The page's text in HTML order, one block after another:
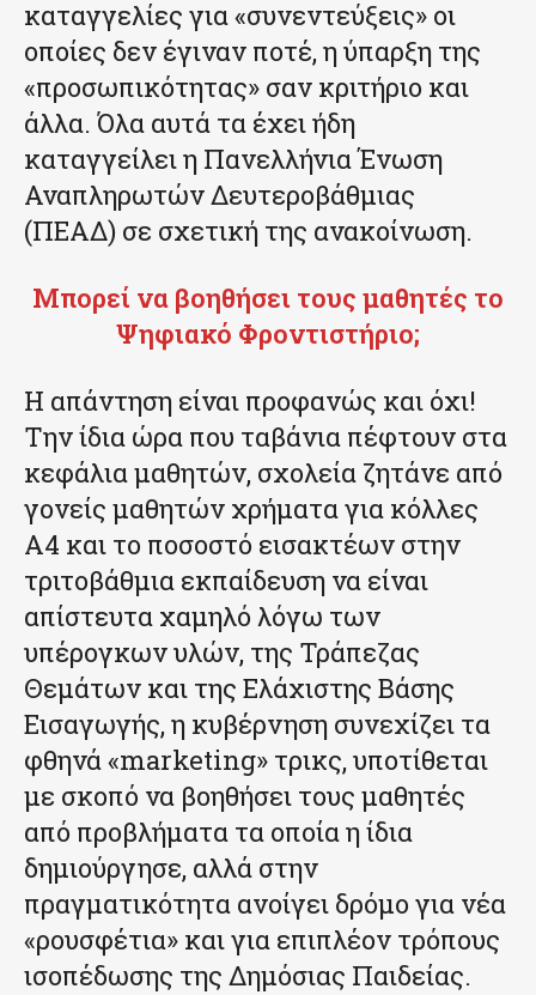
καταγγελίες για «συνεντεύξεις» οι
οποίες δεν έγιναν ποτέ, η ύπαρξη της
«προσωπικότητας» σαν κριτήριο και
άλλα. Όλα αυτά τα έχει ήδη
καταγγείλει η Πανελλήνια Ένωση
Αναπληρωτών Δευτεροβάθμιας
(ΠΕΑΔ) σε σχετική της ανακοίνωση.
Μπορεί να βοηθήσει τους μαθητές το
Ψηφιακό Φροντιστήριο;
Η απάντηση είναι προφανώς και όχι!
Την ίδια ώρα που ταβάνια πέφτουν στα
κεφάλια μαθητών, σχολεία ζητάνε από
γονείς μαθητών χρήματα για κόλλες
Α4 και το ποσοστό εισακτέων στην
τριτοβάθμια εκπαίδευση να είναι
απίστευτα χαμηλό λόγω των
υπέρογκων υλών, της Τράπεζας
Θεμάτων και της Ελάχιστης Βάσης
Εισαγωγής, η κυβέρνηση συνεχίζει τα
φθηνά «marketing» τρικς, υποτίθεται
με σκοπό να βοηθήσει τους μαθητές
από προβλήματα τα οποία η ίδια
δημιούργησε, αλλά στην
πραγματικότητα ανοίγει δρόμο για νέα
«ρουσφέτια» και για επιπλέον τρόπους
ισοπέδωσης της Δημόσιας Παιδείας.